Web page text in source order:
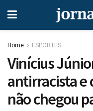
Home ESPORTES
Vinícius
antirracista e
não chegou